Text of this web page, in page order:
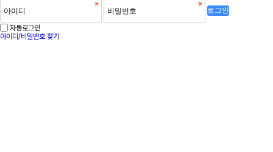
로그인
자동로그인
아이디/비밀번호 찾기